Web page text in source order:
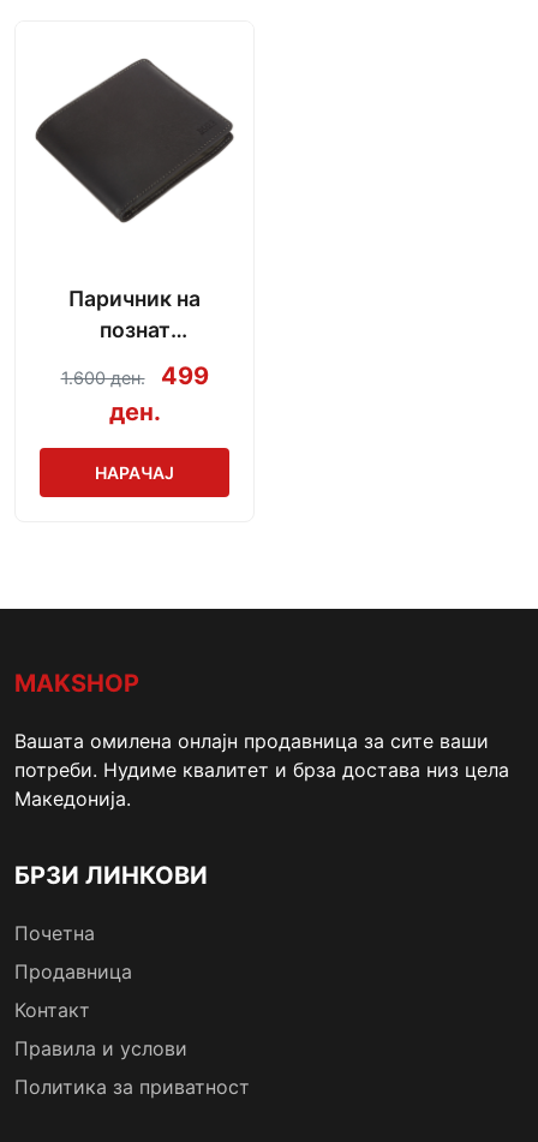
Паричник на
познат
производител
1.600 ден.
499
ден.
НАРАЧАЈ
MAKSHOP
Вашата омилена онлајн продавница за сите ваши
потреби. Нудиме квалитет и брза достава низ цела
Македонија.
БРЗИ ЛИНКОВИ
Почетна
Продавница
Контакт
Правила и услови
Политика за приватност